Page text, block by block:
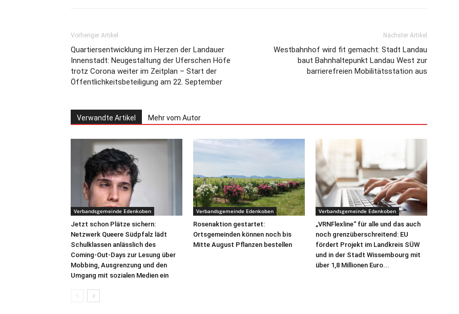
Vorheriger Artikel
Quartiersentwicklung im Herzen der Landauer
Innenstadt: Neugestaltung der Uferschen Höfe
trotz Corona weiter im Zeitplan – Start der
Öffentlichkeitsbeteiligung am 22. September
Nächster Artikel
Westbahnhof wird fit gemacht: Stadt Landau
baut Bahnhaltepunkt Landau West zur
barrierefreien Mobilitätsstation aus
Verwandte Artikel Mehr vom Autor
Verbandsgemeinde Edenkoben
Jetzt schon Plätze sichern:
Netzwerk Queere Südpfalz lädt
Schulklassen anlässlich des
Coming-Out-Days zur Lesung über
Mobbing, Ausgrenzung und den
Umgang mit sozialen Medien ein
Verbandsgemeinde Edenkoben
Rosenaktion gestartet:
Ortsgemeinden können noch bis
Mitte August Pflanzen bestellen
Verbandsgemeinde Edenkoben
„VRNFlexline“ für alle und das auch
noch grenzüberschreitend: EU
fördert Projekt im Landkreis SÜW
und in der Stadt Wissembourg mit
über 1,8 Millionen Euro...